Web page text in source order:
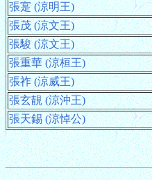
張寔 (涼明王)
張茂 (涼文王)
張駿 (涼文王)
張重華 (涼桓王)
張祚 (涼威王)
張玄靚 (涼沖王)
張天錫 (涼悼公)